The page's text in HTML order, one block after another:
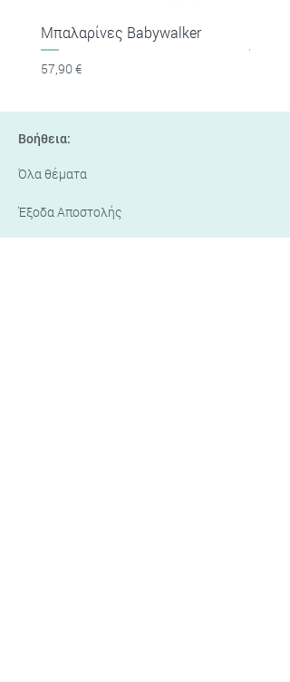
Μπαλαρίνες Babywalker
Τιμή
57,90 €
Βοήθεια:
Όλα θέματα
Έξοδα Αποστολής